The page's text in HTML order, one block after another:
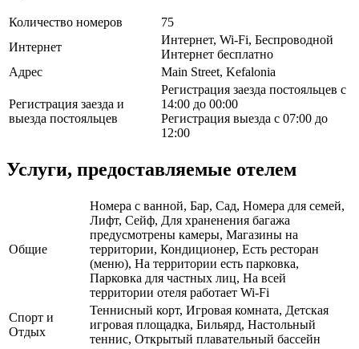
Количество номеров
75
Интернет
Интернет, Wi-Fi, Беспроводной
Интернет бесплатно
Адрес
Main Street, Kefalonia
Регистрация заезда и
выезда постояльцев
Регистрация заезда постояльцев с
14:00 до 00:00
Регистрация выезда с 07:00 до
12:00
Услуги, предоставляемые отелем
Общие
Номера с ванной, Бар, Сад, Номера для семей,
Лифт, Сейф, Для храненения багажа
предусмотрены камеры, Магазины на
территории, Кондиционер, Есть ресторан
(меню), На территории есть парковка,
Парковка для частных лиц, На всей
территории отеля работает Wi-Fi
Спорт и
Отдых
Теннисный корт, Игровая комната, Детская
игровая площадка, Бильярд, Настольный
теннис, Открытый плавательный бассейн